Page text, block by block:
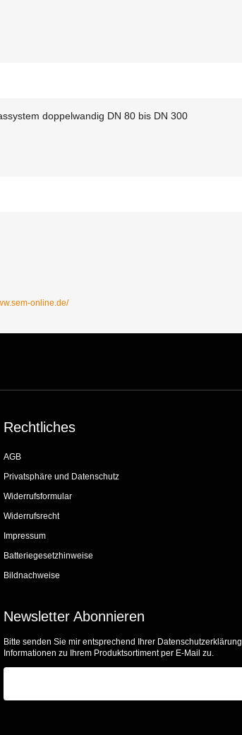
doppelwandig DN 80 bis DN 300
online.de/
Rechtliches
AGB
Privatsphäre und Datenschutz
Widerrufsformular
Widerrufsrecht
Impressum
Batteriegesetzhinweise
Bildnachweise
Newsletter Abonnieren
Bitte senden Sie mir entsprechend Ihrer Datenschutzerklärung
Informationen zu Ihrem Produktsortiment per E-Mail zu.